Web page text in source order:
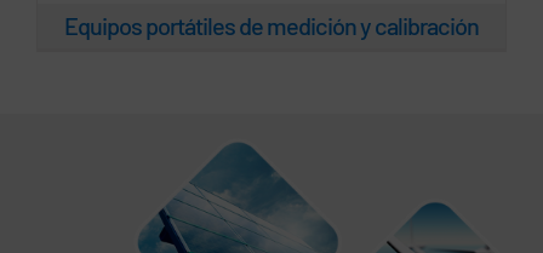
Equipos portátiles de medición y calibración